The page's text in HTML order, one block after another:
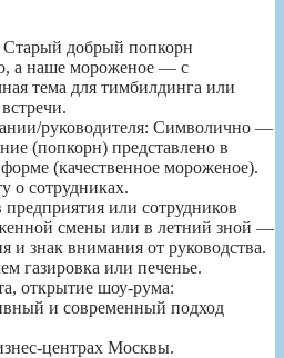
Старый добрый попкорн
а наше мороженое — с
тема для тимбилдинга или
руководителя: Символично —
(попкорн) представлено в
(качественное мороженое).
о сотрудниках.
предприятия или сотрудников
смены или в летний зной —
и знак внимания от руководства.
газировка или печенье.
открытие шоу-рума:
и современный подход
центрах Москвы.